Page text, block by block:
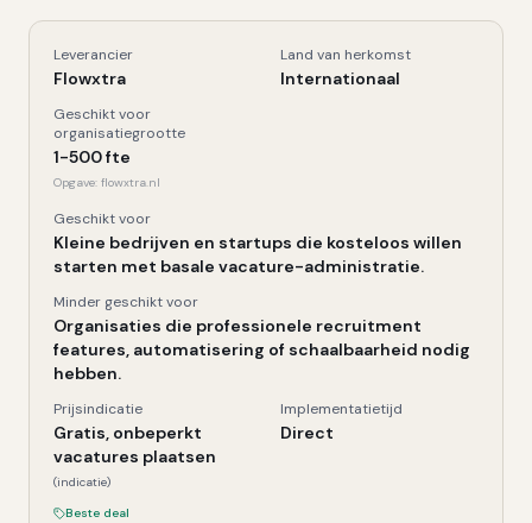
Flowxtra, Kerngegevens
Leverancier
Flowxtra
Land van herkomst
Internationaal
Geschikt voor
organisatiegrootte
1-500 fte
Opgave: flowxtra.nl
Geschikt voor
Kleine bedrijven en startups die kosteloos willen
starten met basale vacature-administratie.
Minder geschikt voor
Organisaties die professionele recruitment
features, automatisering of schaalbaarheid nodig
hebben.
Prijsindicatie
Gratis, onbeperkt
vacatures plaatsen
(indicatie)
Beste deal
Implementatietijd
Direct